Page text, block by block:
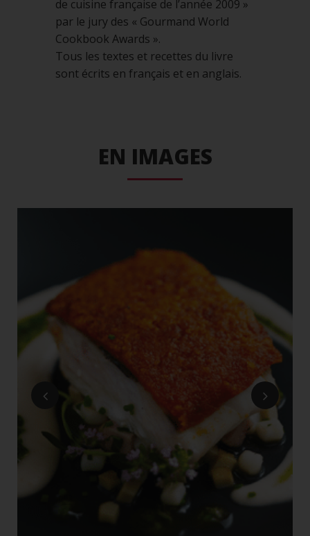
de cuisine française de l’année 2009 »
par le jury des « Gourmand World
Cookbook Awards ».
Tous les textes et recettes du livre
sont écrits en français et en anglais.
EN IMAGES
Vignette
précédente
Vignette
suivante